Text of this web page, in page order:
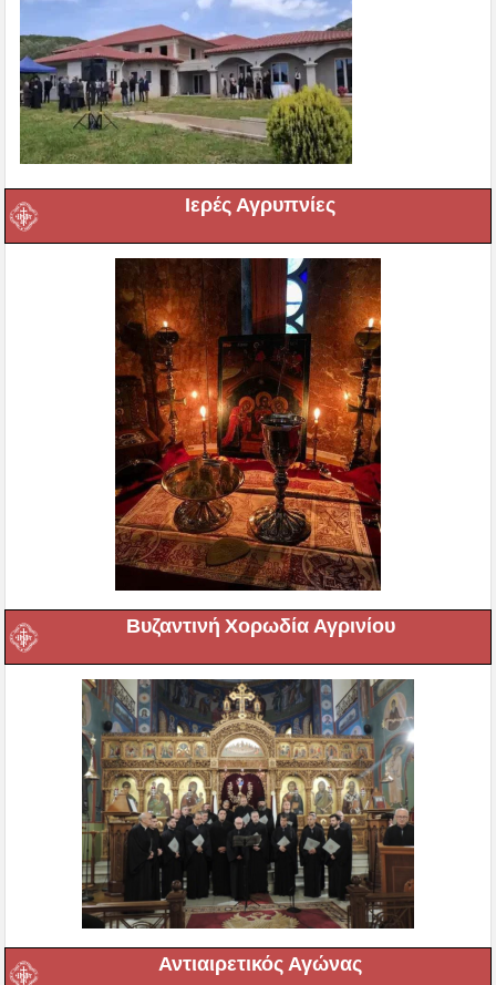
Ιερές Αγρυπνίες
Βυζαντινή Χορωδία Αγρινίου
Αντιαιρετικός Αγώνας